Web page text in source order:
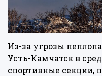
Из-за угрозы
Усть-Камчатск в
спортивные секции,